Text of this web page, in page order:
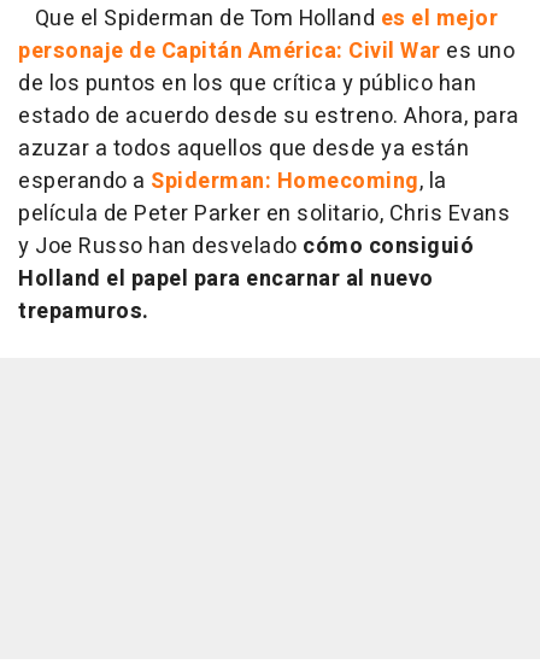
Que el Spiderman de Tom Holland es el mejor
personaje de Capitán América: Civil War es uno
de los puntos en los que crítica y público han
estado de acuerdo desde su estreno. Ahora, para
azuzar a todos aquellos que desde ya están
esperando a Spiderman: Homecoming, la
película de Peter Parker en solitario, Chris Evans
y Joe Russo han desvelado cómo consiguió
Holland el papel para encarnar al nuevo
trepamuros.